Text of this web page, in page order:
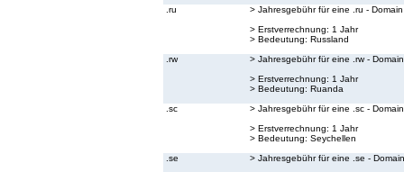
.ru
> Jahresgebühr für eine .ru - Domain
> Erstverrechnung: 1 Jahr
> Bedeutung: Russland
.rw
> Jahresgebühr für eine .rw - Domain
> Erstverrechnung: 1 Jahr
> Bedeutung: Ruanda
.sc
> Jahresgebühr für eine .sc - Domain
> Erstverrechnung: 1 Jahr
> Bedeutung: Seychellen
.se
> Jahresgebühr für eine .se - Domain